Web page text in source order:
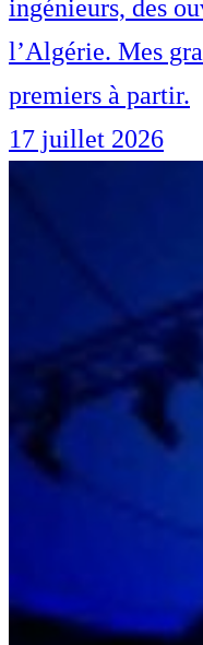
ingénieurs, des
l’Algérie. Mes
premiers à partir.
17 juillet 2026